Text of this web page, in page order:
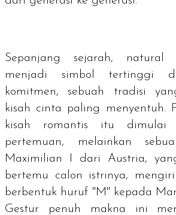
Sepanjang sejarah, natural
menjadi simbol tertinggi
komitmen, sebuah tradisi
kisah cinta paling menyentuh.
kisah romantis itu dimulai
pertemuan, melainkan
Maximilian I dari Austria,
bertemu calon istrinya,
berbentuk huruf "M" kepada
Gestur penuh makna ini